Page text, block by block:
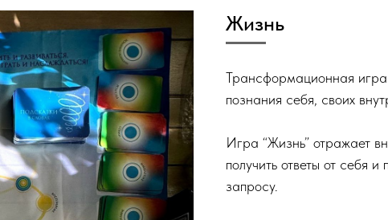
Жизнь
Трансформационная игра
познания себя, своих
Игра “Жизнь” отражает
получить ответы от себя
запросу.